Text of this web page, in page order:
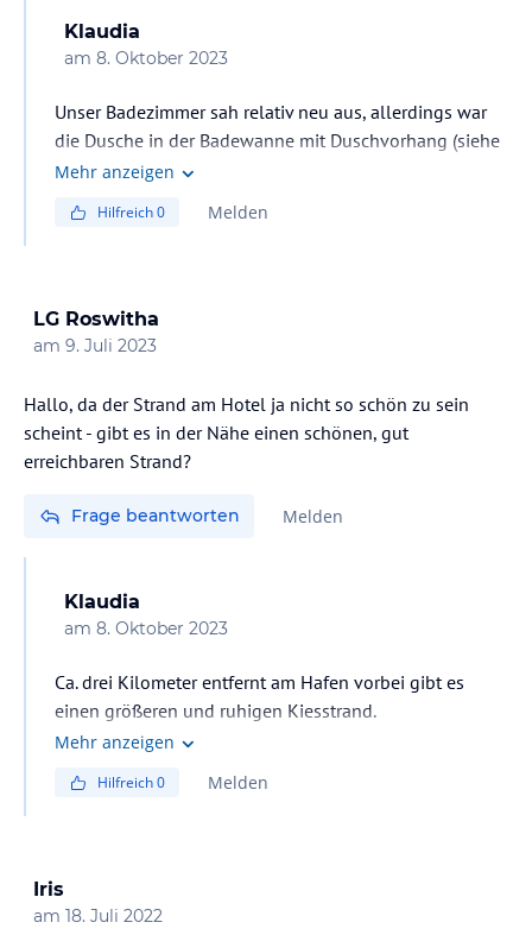
Klaudia
am 8. Oktober 2023
Unser Badezimmer sah relativ neu aus, allerdings war
die Dusche in der Badewanne mit Duschvorhang (siehe
Fotos).
Mehr anzeigen
Hilfreich0 Melden
LG Roswitha
am 9. Juli 2023
Hallo, da der Strand am Hotel ja nicht so schön zu sein
scheint - gibt es in der Nähe einen schönen, gut
erreichbaren Strand?
Frage beantworten Melden
Klaudia
am 8. Oktober 2023
Ca. drei Kilometer entfernt am Hafen vorbei gibt es
einen größeren und ruhigen Kiesstrand.
Mehr anzeigen
Hilfreich0 Melden
Iris
am 18. Juli 2022